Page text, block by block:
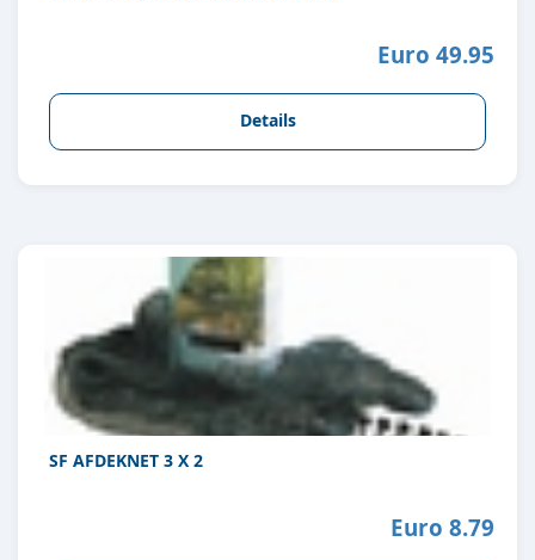
Euro 49.95
Details
SF AFDEKNET 3 X 2
Euro 8.79